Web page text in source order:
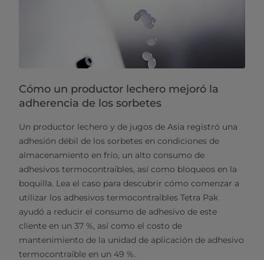
Cómo un productor lechero mejoró la
adherencia de los sorbetes
Un productor lechero y de jugos de Asia registró una
adhesión débil de los sorbetes en condiciones de
almacenamiento en frío, un alto consumo de
adhesivos termocontraíbles, así como bloqueos en la
boquilla. Lea el caso para descubrir cómo comenzar a
utilizar los adhesivos termocontraíbles Tetra Pak
ayudó a reducir el consumo de adhesivo de este
cliente en un 37 %, así como el costo de
mantenimiento de la unidad de aplicación de adhesivo
termocontraíble en un 49 %.